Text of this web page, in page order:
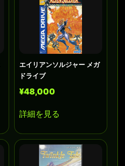
エイリアンソルジャー メガ
ドライブ
¥48,000
詳細を見る